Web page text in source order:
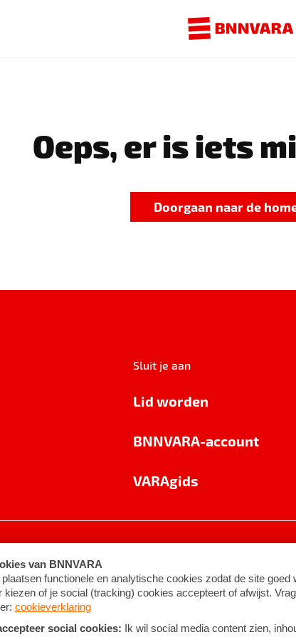
Oeps, er is iets
Doorgaan naar de
Sluit je aan
Lid worden
BNNVARA-account
VARAgids
Algemene voorwaarden ©2026BNNVARA